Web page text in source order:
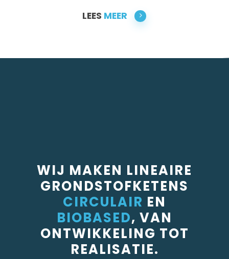
LEES MEER
WIJ MAKEN LINEAIRE
GRONDSTOFKETENS
CIRCULAIR EN
BIOBASED, VAN
ONTWIKKELING TOT
REALISATIE.